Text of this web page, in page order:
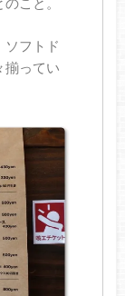
こと。
ソフトド
揃ってい